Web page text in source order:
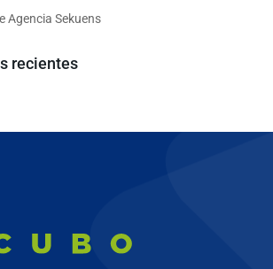
Agencia Sekuens
recientes